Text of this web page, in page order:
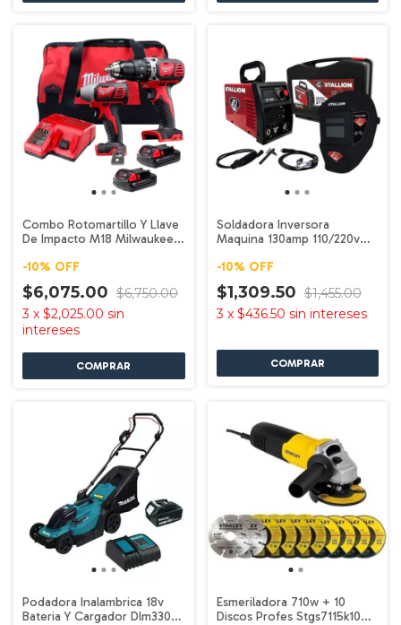
Combo Rotomartillo Y Llave
De Impacto M18 Milwaukee
-10% OFF
$6,075.00 $6,750.00
3 x $2,025.00 sin
intereses
Soldadora Inversora
Maquina 130amp 110/220v
-10% OFF
$1,309.50 $1,455.00
3 x $436.50 sin intereses
Podadora Inalambrica 18v
Bateria Y Cargador Dlm330
Esmeriladora 710w + 10
Discos Profes Stgs7115k10